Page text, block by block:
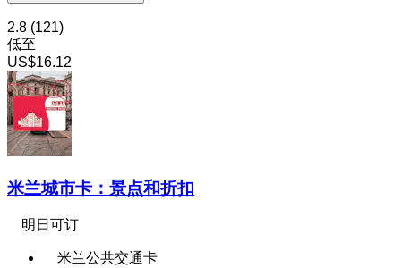
2.8 (121)
低至
US$16.12
米兰城市卡：景点和折扣
明日可订
米兰公共交通卡